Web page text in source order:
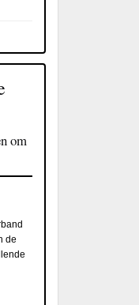
om
de